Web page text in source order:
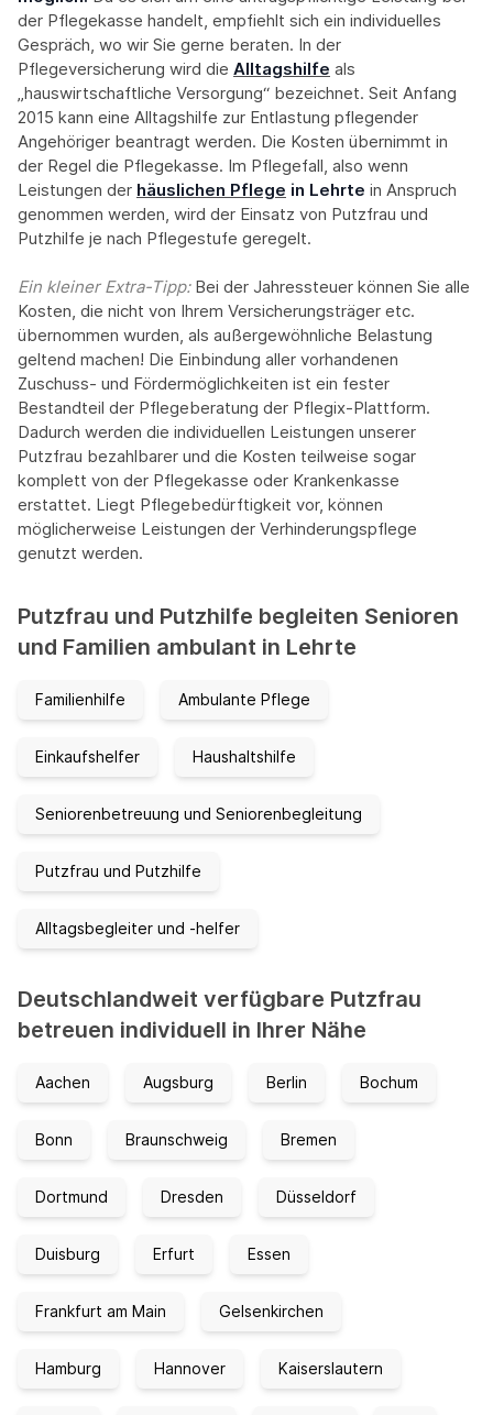
der Pflegekasse handelt, empfiehlt sich ein individuelles
Gespräch, wo wir Sie gerne beraten. In der
Pflegeversicherung wird die Alltagshilfe als
„hauswirtschaftliche Versorgung“ bezeichnet. Seit Anfang
2015 kann eine Alltagshilfe zur Entlastung pflegender
Angehöriger beantragt werden. Die Kosten übernimmt in
der Regel die Pflegekasse. Im Pflegefall, also wenn
Leistungen der häuslichen Pflege in Lehrte in Anspruch
genommen werden, wird der Einsatz von Putzfrau und
Putzhilfe je nach Pflegestufe geregelt.
Ein kleiner Extra-Tipp:‍ Bei der Jahressteuer können Sie alle
Kosten, die nicht von Ihrem Versicherungsträger etc.
übernommen wurden, als außergewöhnliche Belastung
geltend machen! Die Einbindung aller vorhandenen
Zuschuss- und Fördermöglichkeiten ist ein fester
Bestandteil der Pflegeberatung der Pflegix-Plattform.
Dadurch werden die individuellen Leistungen unserer
Putzfrau bezahlbarer und die Kosten teilweise sogar
komplett von der Pflegekasse oder Krankenkasse
erstattet. Liegt Pflegebedürftigkeit vor, können
möglicherweise Leistungen der Verhinderungspflege
genutzt werden.
Putzfrau und Putzhilfe begleiten Senioren
und Familien ambulant in Lehrte
Familienhilfe Ambulante Pflege
Einkaufshelfer Haushaltshilfe
Seniorenbetreuung und Seniorenbegleitung
Putzfrau und Putzhilfe
Alltagsbegleiter und -helfer
Deutschlandweit verfügbare Putzfrau
betreuen individuell in Ihrer Nähe
Aachen Augsburg Berlin Bochum
Bonn Braunschweig Bremen
Dortmund Dresden Düsseldorf
Duisburg Erfurt Essen
Frankfurt am Main Gelsenkirchen
Hamburg Hannover Kaiserslautern